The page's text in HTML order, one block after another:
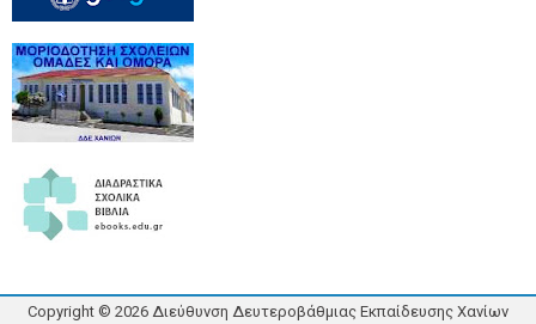
Copyright © 2026 Διεύθυνση Δευτεροβάθμιας Εκπαίδευσης Χανίων